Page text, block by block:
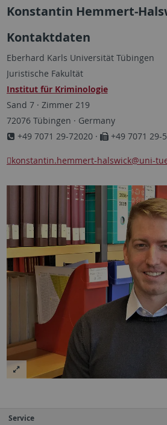
Konstantin Hemmert-
Kontaktdaten
Eberhard Karls Universität Tübingen
Juristische Fakultät
Institut für Kriminologie
Sand 7 · Zimmer 219
72076 Tübingen · Germany
+49 7071 29-72020 ·
+49 7071 29-
konstantin.hemmert-halswick@uni-
Service